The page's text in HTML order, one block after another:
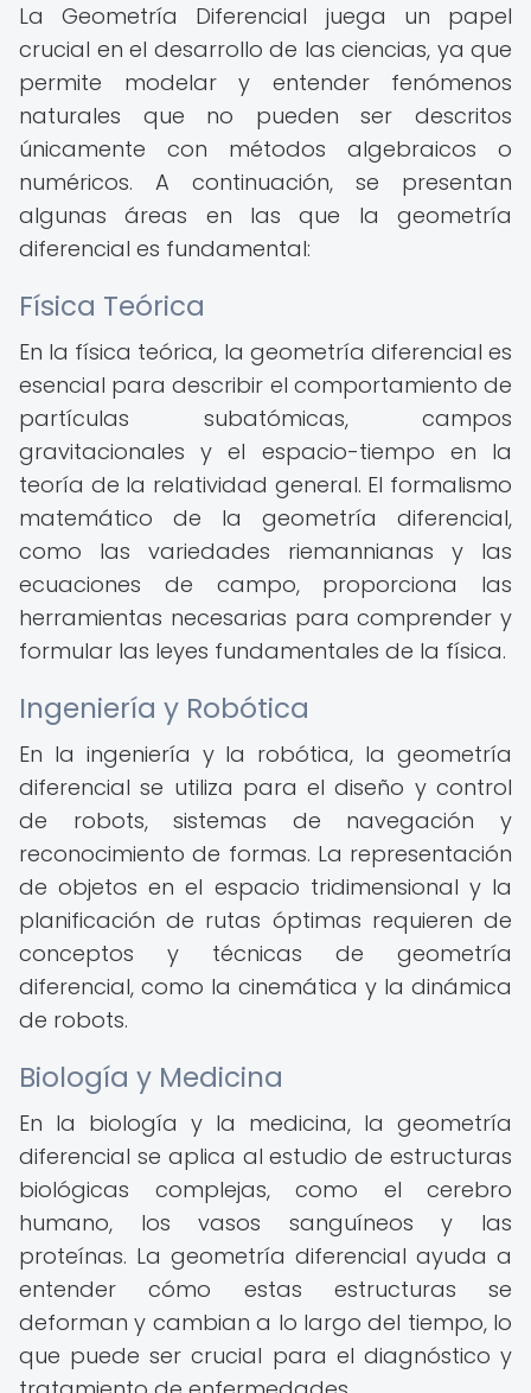
La Geometría Diferencial juega un papel
crucial en el desarrollo de las ciencias, ya que
permite modelar y entender fenómenos
naturales que no pueden ser descritos
únicamente con métodos algebraicos o
numéricos. A continuación, se presentan
algunas áreas en las que la geometría
diferencial es fundamental:
Física Teórica
En la física teórica, la geometría diferencial es
esencial para describir el comportamiento de
partículas subatómicas, campos
gravitacionales y el espacio-tiempo en la
teoría de la relatividad general. El formalismo
matemático de la geometría diferencial,
como las variedades riemannianas y las
ecuaciones de campo, proporciona las
herramientas necesarias para comprender y
formular las leyes fundamentales de la física.
Ingeniería y Robótica
En la ingeniería y la robótica, la geometría
diferencial se utiliza para el diseño y control
de robots, sistemas de navegación y
reconocimiento de formas. La representación
de objetos en el espacio tridimensional y la
planificación de rutas óptimas requieren de
conceptos y técnicas de geometría
diferencial, como la cinemática y la dinámica
de robots.
Biología y Medicina
En la biología y la medicina, la geometría
diferencial se aplica al estudio de estructuras
biológicas complejas, como el cerebro
humano, los vasos sanguíneos y las
proteínas. La geometría diferencial ayuda a
entender cómo estas estructuras se
deforman y cambian a lo largo del tiempo, lo
que puede ser crucial para el diagnóstico y